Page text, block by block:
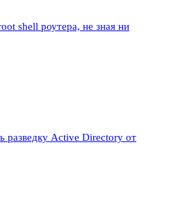
shell роутера, не зная ни
разведку Active Directory от